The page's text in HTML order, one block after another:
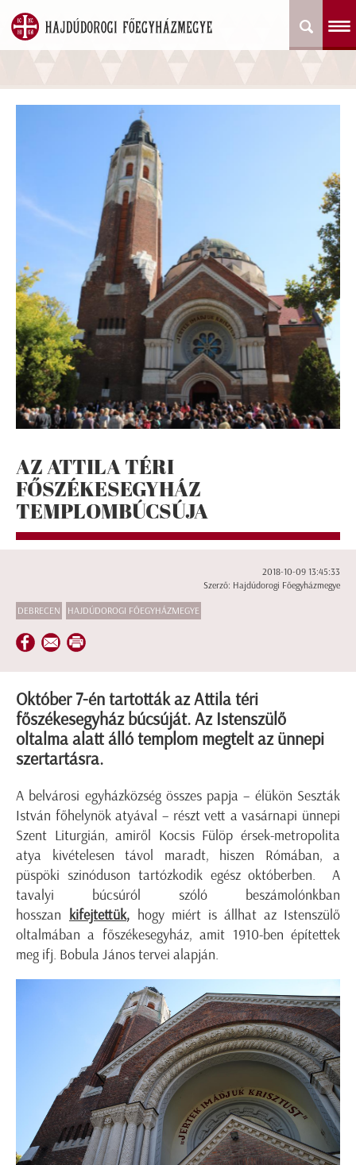
AZ ATTILA TÉRI
FŐSZÉKESEGYHÁZ
TEMPLOMBÚCSÚJA
2018-10-09 13:45:33
Szerző: Hajdúdorogi Főegyházmegye
DEBRECEN HAJDÚDOROGI FŐEGYHÁZMEGYE
Október 7-én tartották az Attila téri
főszékesegyház búcsúját. Az Istenszülő
oltalma alatt álló templom megtelt az ünnepi
szertartásra.
A belvárosi egyházközség összes papja – élükön Seszták
István főhelynök atyával – részt vett a vasárnapi ünnepi
Szent Liturgián, amiről Kocsis Fülöp érsek-metropolita
atya kivételesen távol maradt, hiszen Rómában, a
püspöki szinóduson tartózkodik egész októberben. A
tavalyi búcsúról szóló beszámolónkban
hosszan
kifejtettük, hogy miért is állhat az Istenszülő
oltalmában a főszékesegyház, amit 1910-ben építettek
meg ifj. Bobula János tervei alapján.